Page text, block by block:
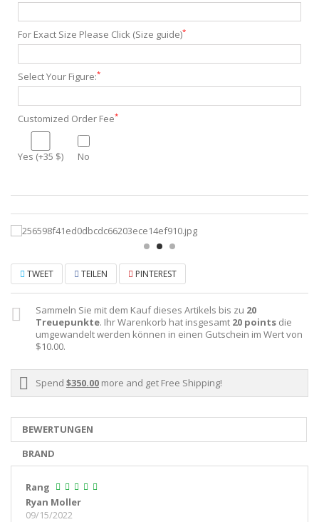
For Exact Size Please Click (Size guide)*
Select Your Figure:*
Customized Order Fee*
Yes (+35 $) No
TWEET TEILEN PINTEREST
Sammeln Sie mit dem Kauf dieses Artikels bis zu 20
Treuepunkte. Ihr Warenkorb hat insgesamt 20 points die
umgewandelt werden können in einen Gutschein im Wert von
$10.00.
Spend $350.00 more and get Free Shipping!
BEWERTUNGEN
BRAND
Rang
Ryan Moller
09/15/2022